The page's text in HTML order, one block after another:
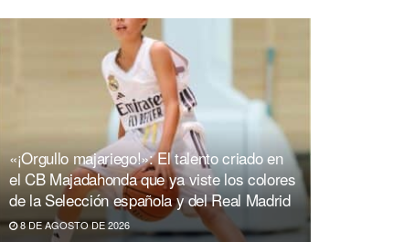
«¡Orgullo majariego!»: El talento criado en
el CB Majadahonda que ya viste los colores
de la Selección española y del Real Madrid
8 DE AGOSTO DE 2026